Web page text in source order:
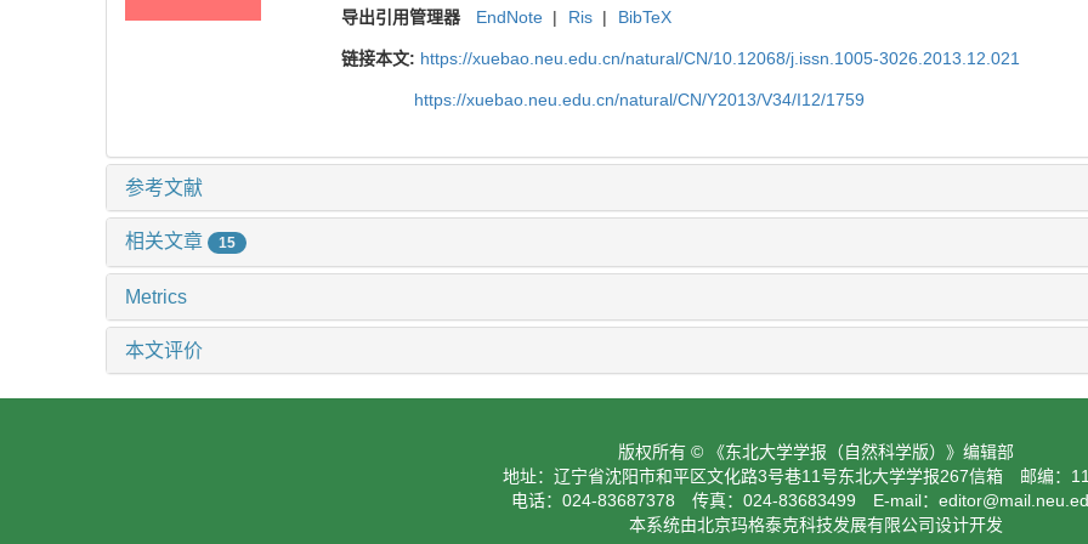
导出引用管理器 EndNote | Ris | BibTeX
链接本文: https://xuebao.neu.edu.cn/natural/CN/10.12068/j.issn.1005-3026.2013.12.021
https://xuebao.neu.edu.cn/natural/CN/Y2013/V34/I12/1759
参考文献
相关文章 15
Metrics
本文评价
版权所有 © 《东北大学学报（自然科学版）》编辑部
地址：辽宁省沈阳市和平区文化路3号巷11号东北大学学报267信箱 邮编：
电话：024-83687378 传真：024-83683499 E-mail：
本系统由北京玛格泰克科技发展有限公司设计开发